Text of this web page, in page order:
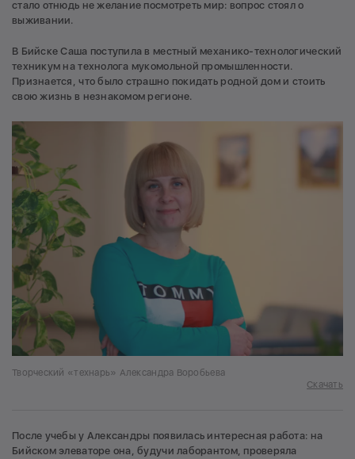
стало отнюдь не желание посмотреть мир: вопрос стоял о
выживании.
В Бийске Саша поступила в местный механико-технологический
техникум на технолога мукомольной промышленности.
Признается, что было страшно покидать родной дом и стоить
свою жизнь в незнакомом регионе.
Творческий «технарь» Александра Воробьева
Скачать
После учебы у Александры появилась интересная работа: на
Бийском элеваторе она, будучи лаборантом, проверяла